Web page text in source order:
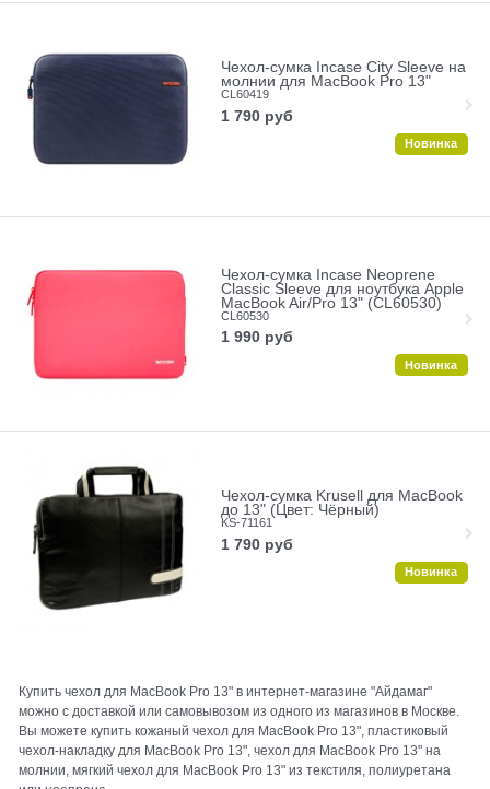
Чехол-сумка Incase City Sleeve на
молнии для MacBook Pro 13"
CL60419
1 790 руб
Новинка
Чехол-сумка Incase Neoprene
Classic Sleeve для ноутбука Apple
MacBook Air/Pro 13" (CL60530)
CL60530
1 990 руб
Новинка
Чехол-сумка Krusell для MacBook
до 13" (Цвет: Чёрный)
KS-71161
1 790 руб
Новинка
Купить чехол для MacBook Pro 13" в интернет-магазине "Айдамаг"
можно с доставкой или самовывозом из одного из магазинов в Москве.
Вы можете купить кожаный чехол для MacBook Pro 13", пластиковый
чехол-накладку для MacBook Pro 13", чехол для MacBook Pro 13" на
молнии, мягкий чехол для MacBook Pro 13" из текстиля, полиуретана